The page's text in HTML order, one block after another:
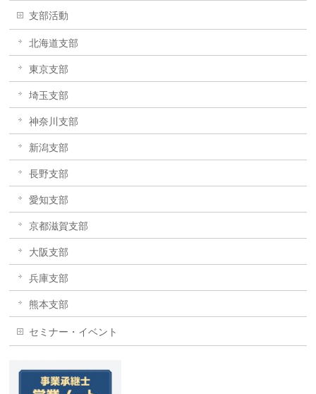
支部活動
北海道支部
東京支部
埼玉支部
神奈川支部
新潟支部
長野支部
愛知支部
京都滋賀支部
大阪支部
兵庫支部
熊本支部
セミナー・イベント